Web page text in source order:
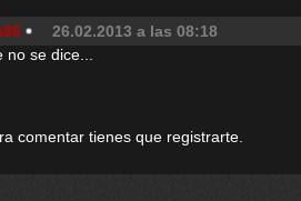
26.02.2013 a las 08:18
se dice...
comentar tienes que registrarte.